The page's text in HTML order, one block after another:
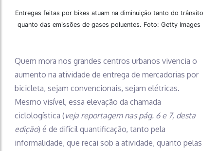
Entregas feitas por bikes atuam na diminuição tanto do trânsito
quanto das emissões de gases poluentes. Foto: Getty Images
Quem mora nos grandes centros urbanos vivencia o
aumento na atividade de entrega de mercadorias por
bicicleta, sejam convencionais, sejam elétricas.
Mesmo visível, essa elevação da chamada
ciclologística (veja reportagem nas pág. 6 e 7, desta
edição) é de difícil quantificação, tanto pela
informalidade, que recai sob a atividade, quanto pelas